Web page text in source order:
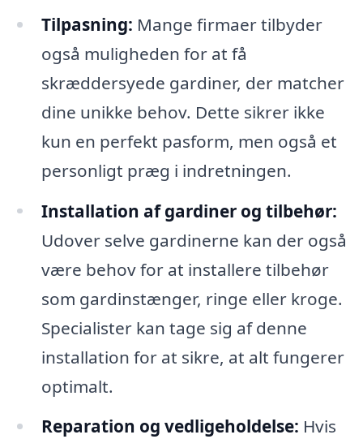
Tilpasning: Mange firmaer tilbyder
også muligheden for at få
skræddersyede gardiner, der matcher
dine unikke behov. Dette sikrer ikke
kun en perfekt pasform, men også et
personligt præg i indretningen.
Installation af gardiner og tilbehør:
Udover selve gardinerne kan der også
være behov for at installere tilbehør
som gardinstænger, ringe eller kroge.
Specialister kan tage sig af denne
installation for at sikre, at alt fungerer
optimalt.
Reparation og vedligeholdelse: Hvis